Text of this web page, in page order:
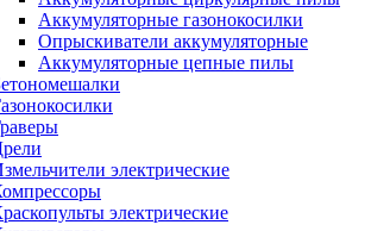
Аккумуляторные газонокосилки
Опрыскиватели аккумуляторные
Аккумуляторные цепные пилы
электрические
электрические